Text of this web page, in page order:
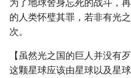
为了地球舍身忘死的战斗，
的人类怀璧其罪，若非有光
次。
【虽然光之国的巨人并没有
这颗星球应该由星球以及星